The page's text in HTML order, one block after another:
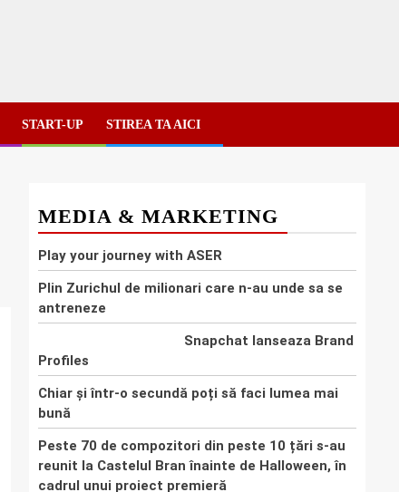
START-UP STIREA TA AICI
MEDIA & MARKETING
Play your journey with ASER
Plin Zurichul de milionari care n-au unde sa se
antreneze
Snapchat lanseaza Brand
Profiles
Chiar și într-o secundă poți să faci lumea mai
bună
Peste 70 de compozitori din peste 10 țări s-au
reunit la Castelul Bran înainte de Halloween, în
cadrul unui proiect premieră